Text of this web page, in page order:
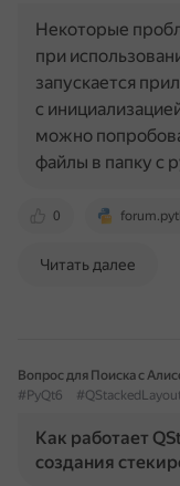
0
Некоторые
при
запускается
с
можно
файлы в папку с
Читать далее
Вопрос для Поиска с
#PyQt6
Как работает
создания